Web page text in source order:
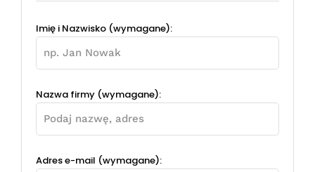
Imię i Nazwisko (wymagane):
Nazwa firmy (wymagane):
Adres e-mail (wymagane):